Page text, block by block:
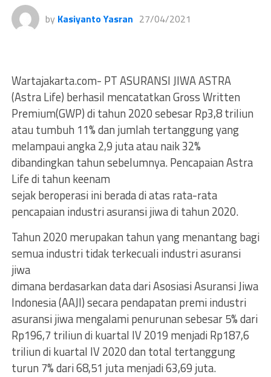
by Kasiyanto Yasran 27/04/2021
Wartajakarta.com- PT ASURANSI JIWA ASTRA
(Astra Life) berhasil mencatatkan Gross Written
Premium(GWP) di tahun 2020 sebesar Rp3,8 triliun
atau tumbuh 11% dan jumlah tertanggung yang
melampaui angka 2,9 juta atau naik 32%
dibandingkan tahun sebelumnya. Pencapaian Astra
Life di tahun keenam
sejak beroperasi ini berada di atas rata-rata
pencapaian industri asuransi jiwa di tahun 2020.
Tahun 2020 merupakan tahun yang menantang bagi
semua industri tidak terkecuali industri asuransi
jiwa
dimana berdasarkan data dari Asosiasi Asuransi Jiwa
Indonesia (AAJI) secara pendapatan premi industri
asuransi jiwa mengalami penurunan sebesar 5% dari
Rp196,7 triliun di kuartal IV 2019 menjadi Rp187,6
triliun di kuartal IV 2020 dan total tertanggung
turun 7% dari 68,51 juta menjadi 63,69 juta.